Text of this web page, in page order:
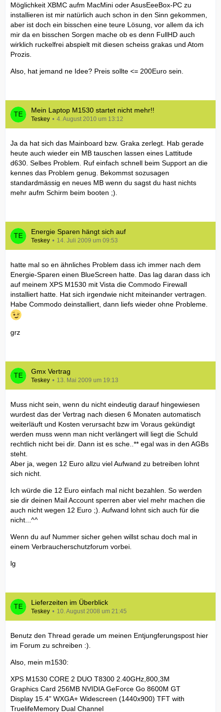
Möglichkeit XBMC aufm MacMini oder AsusEeeBox-PC zu
installieren ist mir natürlich auch schon in den Sinn gekommen,
aber ist doch ein bisschen eine teure Lösung, vor allem da ich
mir da en bisschen Sorgen mache ob es denn FullHD auch
wirklich ruckelfrei abspielt mit diesen scheiss grakas und Atom
Prozis.
Also, hat jemand ne Idee? Preis sollte <= 200Euro sein.
Mein Laptop M1530 startet nicht mehr!!
Teskey 4. August 2010 um 13:12
Ja da hat sich das Mainboard bzw. Graka zerlegt. Hab gerade
heute auch wieder ein MB tauschen lassen eines Lattitude
d630. Selbes Problem. Ruf einfach schnell beim Support an die
kennes das Problem genug. Bekommst sozusagen
standardmässig en neues MB wenn du sagst du hast nichts
mehr aufm Schirm beim booten ;).
Energie Sparen hängt sich auf
Teskey 14. Juli 2009 um 09:53
hatte mal so en ähnliches Problem dass ich immer nach dem
Energie-Sparen einen BlueScreen hatte. Das lag daran dass ich
auf meinem XPS M1530 mit Vista die Commodo Firewall
installiert hatte. Hat sich irgendwie nicht miteinander vertragen.
Habe Commodo deinstalliert, dann liefs wieder ohne Probleme.
grz
Gmx Vertrag
Teskey 13. Mai 2009 um 19:13
Muss nicht sein, wenn du nicht eindeutig darauf hingewiesen
wurdest das der Vertrag nach diesen 6 Monaten automatisch
weiterläuft und Kosten verursacht bzw im Voraus gekündigt
werden muss wenn man nicht verlängert will liegt die Schuld
rechtlich nicht bei dir. Dann ist es sche..** egal was in den AGBs
steht.
Aber ja, wegen 12 Euro allzu viel Aufwand zu betreiben lohnt
sich nicht.
Ich würde die 12 Euro einfach mal nicht bezahlen. So werden
sie dir deinen Mail Account sperren aber viel mehr machen die
auch nicht wegen 12 Euro ;). Aufwand lohnt sich auch für die
nicht...^^
Wenn du auf Nummer sicher gehen willst schau doch mal in
einem Verbraucherschutzforum vorbei.
lg
Lieferzeiten im Überblick
Teskey 10. August 2008 um 21:45
Benutz den Thread gerade um meinen Entjungferungspost hier
im Forum zu schreiben :).
Also, mein m1530:
XPS M1530 CORE 2 DUO T8300 2.40GHz,800,3M
Graphics Card 256MB NVIDIA GeForce Go 8600M GT
Display 15.4" WXGA+ Widescreen (1440x900) TFT with
TruelifeMemory Dual Channel